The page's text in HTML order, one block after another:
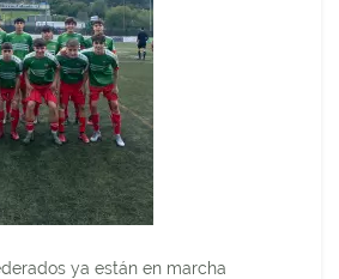
ya están en marcha